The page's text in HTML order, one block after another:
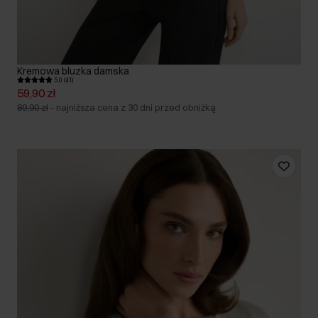
Kremowa bluzka damska
5.0 (41)
59,90 zł
89,90 zł - najniższa cena z 30 dni przed obniżką